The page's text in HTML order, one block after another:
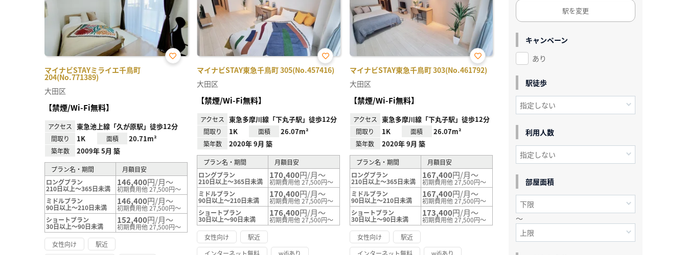
マイナビSTAYミライエ千鳥町
204(No.771389)
お気
大田区
【禁煙/Wi-Fi無料】
アクセス 東急池上線「久が原駅」徒歩12分
間取り 1K 面積 20.71m²
築年数 2009年 5月 築
プラン名・期間
月額目安
ロングプラン
210日以上～365日未満
146,400円/月～
初期費用他 27,500円～
ミドルプラン
90日以上～210日未満
146,400円/月～
初期費用他 27,500円～
ショートプラン
30日以上～90日未満
152,400円/月～
初期費用他 27,500円～
女性向け
駅近
マイナビSTAY東急千鳥町 305(No.457416)
お気
に入
大田区
【禁煙/Wi-Fi無料】
アクセス 東急多摩川線「下丸子駅」徒歩12分
間取り 1K 面積 26.07m²
築年数 2020年 9月 築
プラン名・期間
月額目安
ロングプラン
210日以上～365日未満
170,400円/月～
初期費用他 27,500円～
ミドルプラン
90日以上～210日未満
170,400円/月～
初期費用他 27,500円～
ショートプラン
30日以上～90日未満
176,400円/月～
初期費用他 27,500円～
女性向け
駅近
マイナビSTAY東急千鳥町 303(No.461792)
お気
に入
大田区
【禁煙/Wi-Fi無料】
アクセス 東急多摩川線「下丸子駅」徒歩12分
間取り 1K 面積 26.07m²
築年数 2020年 9月 築
プラン名・期間
月額目安
ロングプラン
210日以上～365日未満
167,400円/月～
初期費用他 27,500円～
ミドルプラン
90日以上～210日未満
167,400円/月～
初期費用他 27,500円～
ショートプラン
30日以上～90日未満
173,400円/月～
初期費用他 27,500円～
女性向け
駅近
駅を変更
キャンペーン
あり
駅徒歩
利用人数
部屋面積
～